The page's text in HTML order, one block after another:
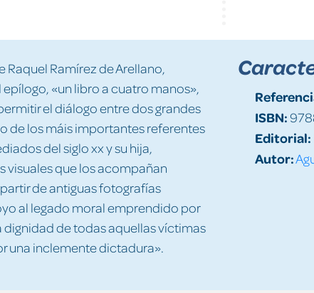
Raquel Ramírez de Arellano,
«un libro a cuatro manos»,
el diálogo entre dos grandes
de los máis importantes referentes
del siglo xx y su hija,
visuales que los acompañan
de antiguas fotografías
al legado moral emprendido por
de todas aquellas víctimas
una inclemente dictadura».
ISBN:
Editorial:
Autor: